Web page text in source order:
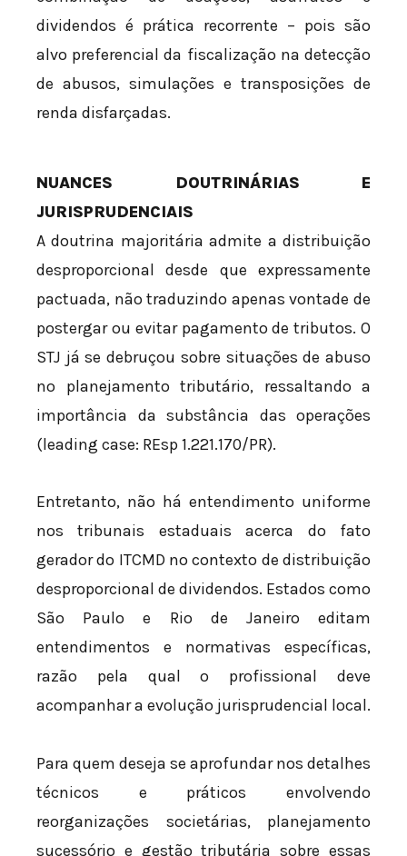
dividendos é prática recorrente – pois são
alvo preferencial da fiscalização na detecção
de abusos, simulações e transposições de
renda disfarçadas.
NUANCES DOUTRINÁRIAS E
JURISPRUDENCIAIS
A doutrina majoritária admite a distribuição
desproporcional desde que expressamente
pactuada, não traduzindo apenas vontade de
postergar ou evitar pagamento de tributos. O
STJ já se debruçou sobre situações de abuso
no planejamento tributário, ressaltando a
importância da substância das operações
(leading case: REsp 1.221.170/PR).
Entretanto, não há entendimento uniforme
nos tribunais estaduais acerca do fato
gerador do ITCMD no contexto de distribuição
desproporcional de dividendos. Estados como
São Paulo e Rio de Janeiro editam
entendimentos e normativas específicas,
razão pela qual o profissional deve
acompanhar a evolução jurisprudencial local.
Para quem deseja se aprofundar nos detalhes
técnicos e práticos envolvendo
reorganizações societárias, planejamento
sucessório e gestão tributária sobre essas